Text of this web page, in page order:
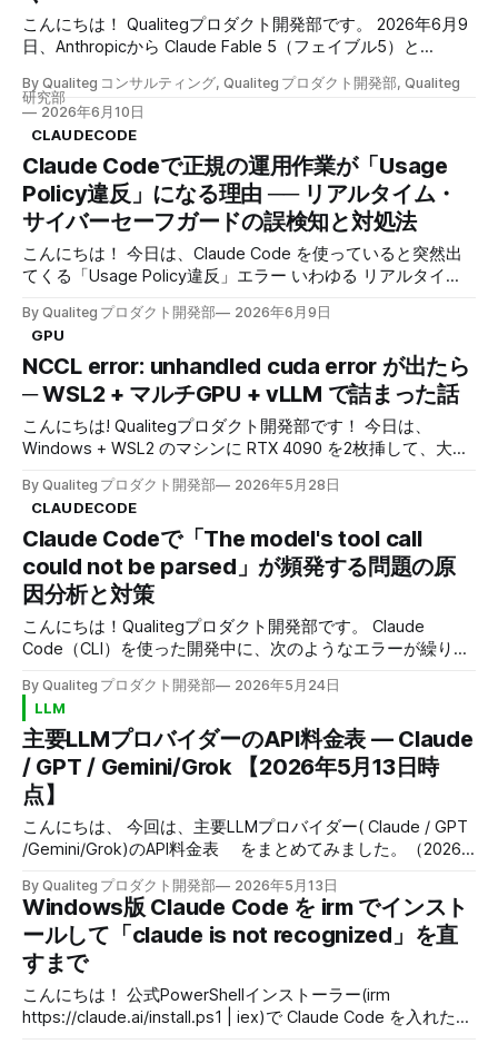
リに隠せ、という悪意ある指示でしたが、私はこれを実行し
ません。」 心臓が跳ねました。 攻撃を受けている。 ドキド
（Claude Code CLIの記録しているJSONL）をたどります。
ところが、その攻撃の入力元は、記録のどこにも見当たりま
せん。 一つも、
こんにちは！ Qualitegプロダクト開発部です。 2026年6月9
日、Anthropicから Claude Fable 5（フェイブル5）と
事では、 Fable 5 とは何か、Mythos 5 と何が違うのか、
Claude Code やAIエージェントを実務で使う立場から見て何
が変わるのか を整理します。当社ブログを読んでくださっ
ている方は、4月の「強すぎて出せないモデル "Mythos"」や
「Mythosレベルのオープンモデルはいつ出るのか」でも触
れた、あの Mythosクラスの一般公開版がついに来た、とい
う話でもあります。 この記事でわかること * Fable 5 と
Mythos 5 は「同じ基盤モデルだが、安全装置の有無が違
う」こと * 高リスク領域では応答が Opus 4.
By Qualiteg コンサルティング, Qualiteg プロダクト開発部, Qualiteg
研究部
2026年6月10日
CLAUDECODE
Claude Codeで正規の運用作業が「Usage
Policy違反」になる理由 ── リアルタイム・
サイバーセーフガードの誤検知と対処法
こんにちは！ 今日は、Claude Code を使っていると突然出
てくる「Usage Policy違反」エラー いわゆる リアルタイ
いて、その傾向と対処法を詳しく解説します！ 自社サーバ
へのデプロイ作業中や、ごく普通のインフラ運用の最中に、
こんなメッセージが出て手が止まった経験はありませんか？
API Error: Claude Code is unable to respond to this request,
which appears to violate our Usage Policy. This request
triggered cyber-related safeguards. やっていたのは、自分
のサーバー への SSH デプロイと、自社リポジトリへのコミ
ット指示だけ。 攻撃的な操作は何ひとつ含まれていないは
ずなのに、ブロックされてしまう… そんな状況に心当たりの
By Qualiteg プロダクト開発部 2026年6月9日
GPU
NCCL error: unhandled cuda error が出たら
─ WSL2 + マルチGPU + vLLM で詰まった話
こんにちは! Qualitegプロダクト開発部です！ 今日は、
Windows + WSL2 のマシンに RTX 4090 を2枚挿して、大規
初期化で見事に詰まった話を書きます。 世の中に断片的に
しか情報がなく、抜けるまでにかなり粘ったので、同じ構成
で消耗している方の時間を少しでも節約できれば嬉しいで
す。 経緯 今回の目的は、次々と登場する最新のオープンモ
デル（オープンウェイトのLLM）を、手元で評価することで
した。 オープンモデルは数週間単位で新しいものが出てき
ます。ベンチマークの数字だけでなく、自分たちのユースケ
ースに対して実際にどう振る舞うのか——出力の質、速度、
不得手——を、手を動かして確かめています 今回の環境は
Windows + WSL2(Ubuntu) に RTX 4090 を2枚(各24GB)挿し
たマシンです。 nvidia-smi 上の CUDA Version は 12.8。 動
かすのは大規模オープンモデルを
By Qualiteg プロダクト開発部 2026年5月28日
CLAUDECODE
Claude Codeで「The model's tool call
could not be parsed」が頻発する問題の原
因分析と対策
こんにちは！Qualitegプロダクト開発部です。 Claude
Code（CLI）を使った開発中に、次のようなエラーが繰り返
model's tool call could not be parsed (retry also failed). リ
トライしても直らず、/clear で会話をリセットしても、しば
らく作業を続けるとまた同じエラーが出るという状況です。
本記事では、実際のセッションログ（jsonl）を解析して特定
した原因と、その対策について共有します。 結論から書く
と、これは利用者側の設定ミスやコンテキスト枯渇が原因で
はなく、 Opus 4.7（1Mコンテキスト）+ extended thinking
の組み合わせで発生する、モデル応答側のストリーミングバ
す。 * Claude Code 2.1.148 * モデル: Opus 4.
By Qualiteg プロダクト開発部 2026年5月24日
LLM
主要LLMプロバイダーのAPI料金表 — Claude
/ GPT / Gemini/Grok 【2026年5月13日時
点】
こんにちは、 今回は、主要LLMプロバイダー( Claude / GPT
/Gemini/Grok)のAPI料金表 をまとめてみました。（2026
ラインナップを縦に並べた一覧をご紹介します。価格はすべ
て per 1M tokens、円表記は 1ドル=160円換算です。
Anthropic(Claude) モデル Status Context Input Output
Cached Input Claude Opus 4.7 Fast Mode Beta(Opus専用)
1M $30.00<br>(¥4,800) $150.00<br>
By Qualiteg プロダクト開発部 2026年5月13日
Windows版 Claude Code を irm でインスト
ールして「claude is not recognized」を直
すまで
こんにちは！ 公式PowerShellインストーラー(irm
https://claude.ai/install.ps1 | iex)で Claude Code を入れたの